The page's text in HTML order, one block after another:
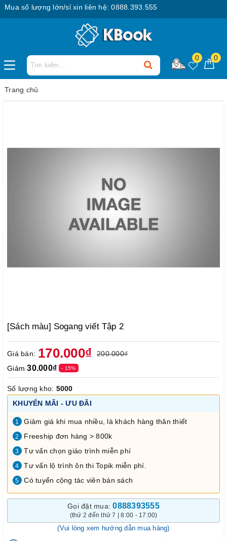
số lượng lớn/sỉ xin liên hệ: 0888.393.555
0 0
Trang chủ
[Sách màu] Sogang viết Tập 2
Giá bán: 170.000₫
200.000₫
Giảm30.000₫ - 15%
Số lượng kho: 5000
KHUYẾN MÃI - ƯU ĐÃI
1 Giảm giá khi mua nhiều, là khách hàng thân thiết
2 Freeship đơn hàng > 800k
3 Tư vấn chọn giáo trình miễn phí
4 Tư vấn lộ trình ôn thi Topik miễn phí.
5 Có tuyển cộng tác viên bán sách
Gọi đặt mua:0888393555
(thứ 2 đến thứ 7 | 8:00 - 17:00)
(Vui lòng xem hướng dẫn mua hàng)